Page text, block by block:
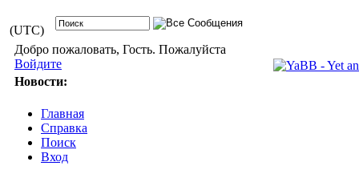
(UTC)
Добро пожаловать, Гость. Пожалуйста
Войдите
Новости:
Главная
Справка
Поиск
Вход